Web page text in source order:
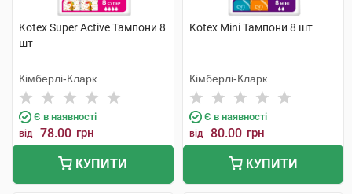
Kotex Super Active Тампони 8
шт
Кімберлі-Кларк
Є в наявності
від 78.00 грн
КУПИТИ
Kotex Mini Тампони 8 шт
Кімберлі-Кларк
Є в наявності
від 80.00 грн
КУПИТИ